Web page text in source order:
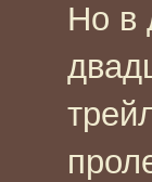
Но в